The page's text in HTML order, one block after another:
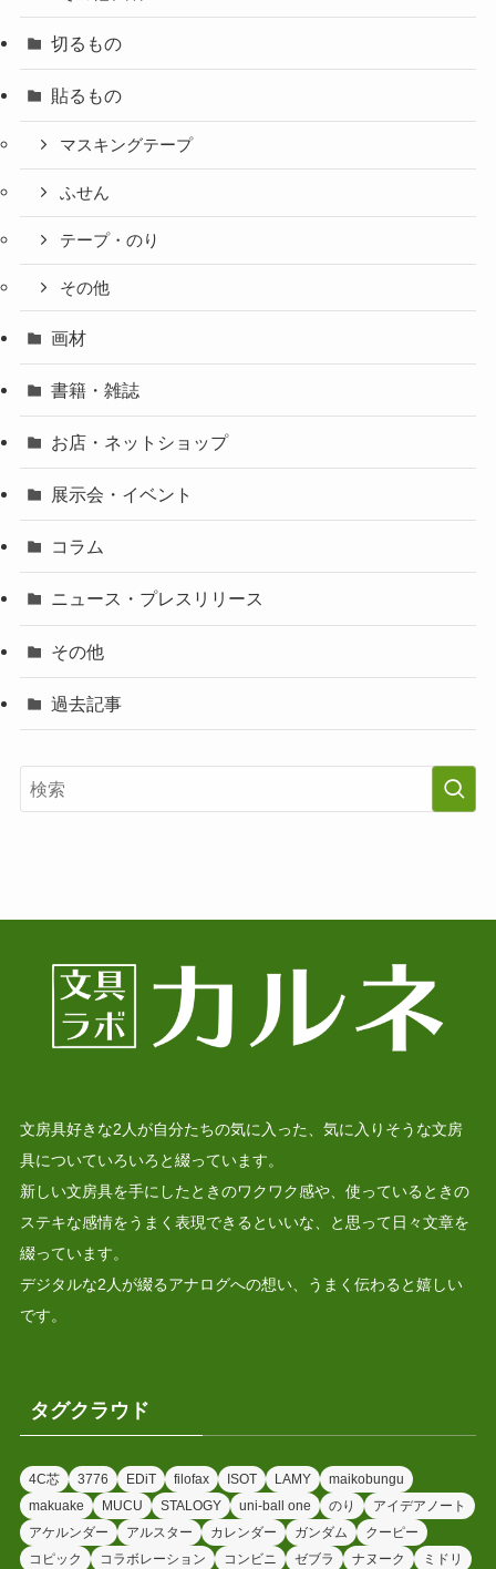
切るもの
貼るもの
マスキングテープ
ふせん
テープ・のり
その他
画材
書籍・雑誌
お店・ネットショップ
展示会・イベント
コラム
ニュース・プレスリリース
その他
過去記事
文房具好きな2人が自分たちの気に入った、気に入りそうな文房
具についていろいろと綴っています。
新しい文房具を手にしたときのワクワク感や、使っているときの
ステキな感情をうまく表現できるといいな、と思って日々文章を
綴っています。
デジタルな2人が綴るアナログへの想い、うまく伝わると嬉しい
です。
タグクラウド
4C芯 3776 EDiT filofax ISOT LAMY
maikobungu
makuake
MUCU STALOGY uni-ball one のり
アイデアノート
アケルンダー
アルスター カレンダー ガンダム
クーピー
コピック
コラボレーション コンビニ ゼブラ ナヌーク ミドリ